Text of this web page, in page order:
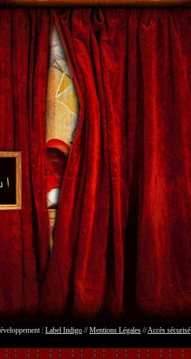
: Label Indigo //Mentions Légales //Accès sécurisé